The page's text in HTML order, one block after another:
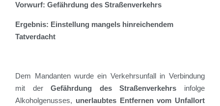
Vorwurf: Gefährdung des Straßenverkehrs
Ergebnis: Einstellung mangels hinreichendem
Tatverdacht
Dem Mandanten wurde ein Verkehrsunfall in Verbindung
mit derGefährdung des Straßenverkehrs infolge
Alkoholgenusses, unerlaubtes Entfernen vom Unfallort